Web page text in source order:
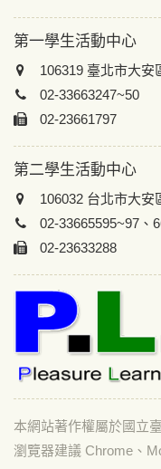
第一學生活動中心
106319 臺北市大
02-33663247~50
02-23661797
第二學生活動中心
106032 台北市大安
02-33665595~97、
02-23633288
本網站著作權屬於國立
瀏覽器建議 Chrome、